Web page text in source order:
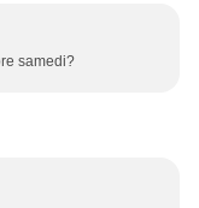
samedi?